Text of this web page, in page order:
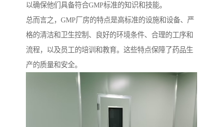
以确保他们具备符合GMP标准的知识和技能。
总而言之，GMP厂房的特点是高标准的设施和设备、严
格的清洁和卫生控制、良好的环境条件、合理的工序和
流程，以及员工的培训和教育。这些特点保障了药品生
产的质量和安全。